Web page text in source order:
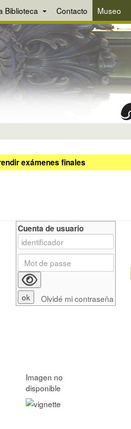
Biblioteca Contacto Museo
exámenes finales
Cuenta de usuario
Olvidé mi contraseña